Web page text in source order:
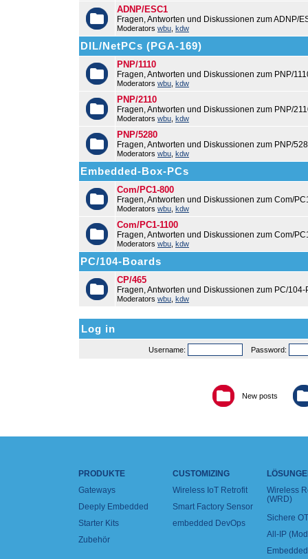
ADNP/ESC1
Fragen, Antworten und Diskussionen zum ADNP/
Moderators wbu kdw
DIL/NetPCs (PGA-169)
PNP/1110
Fragen, Antworten und Diskussionen zum PNP/
Moderators wbu kdw
PNP/2110
Fragen, Antworten und Diskussionen zum PNP/
Moderators wbu kdw
PNP/5280
Fragen, Antworten und Diskussionen zum PNP/
Moderators wbu kdw
Embedded-Box-PCs
Com/PC1-800
Fragen, Antworten und Diskussionen zum Com/
Moderators wbu kdw
Com/PC1-1100
Fragen, Antworten und Diskussionen zum Com/
Moderators wbu kdw
PC/104-Boards
CP/465
Fragen, Antworten und Diskussionen zum PC/
Moderators wbu kdw
Log in
Username: Password:
New posts
PRODUKTE
Gateways
Deeply Embedded
Starter Kits
Zubehör
CUSTOMIZING
Wireless IoT Retrofit
Smart Factory Sensor
embedded DevOps
Wireless
(WRD)
Sichere
All-IP